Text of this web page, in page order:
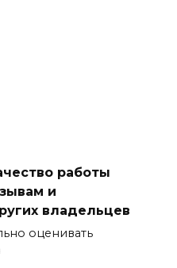
работы
и
владельцев
оценивать